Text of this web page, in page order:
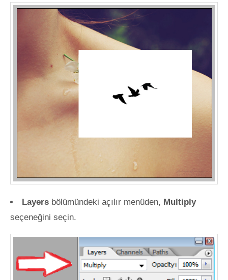
Layers bölümündeki açılır menüden, Multiply
seçeneğini seçin.